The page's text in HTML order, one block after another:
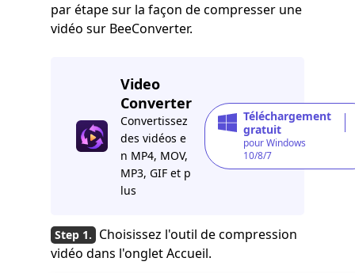
par étape sur la façon de compresser une
vidéo sur BeeConverter.
Video
Converter
Convertissez
des vidéos e
n MP4, MOV,
MP3, GIF et p
lus
Téléchargement
gratuit
pour Windows
10/8/7
Choisissez l'outil de compression
vidéo dans l'onglet Accueil.